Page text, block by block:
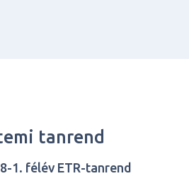
tanrend
1. félév ETR-tanrend